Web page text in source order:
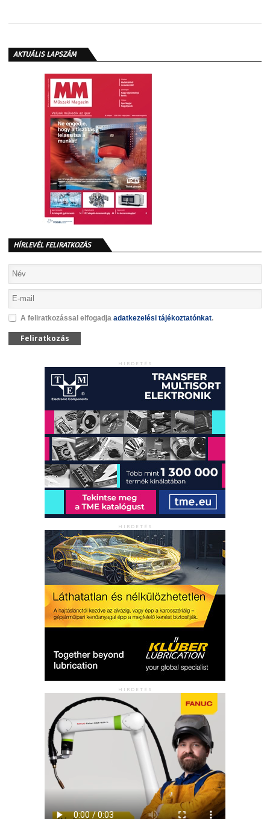
AKTUÁLIS LAPSZÁM
HÍRLEVÉL FELIRATKOZÁS
A feliratkozással elfogadja adatkezelési tájékoztatónkat.
Feliratkozás
HIRDETÉS
HIRDETÉS
HIRDETÉS